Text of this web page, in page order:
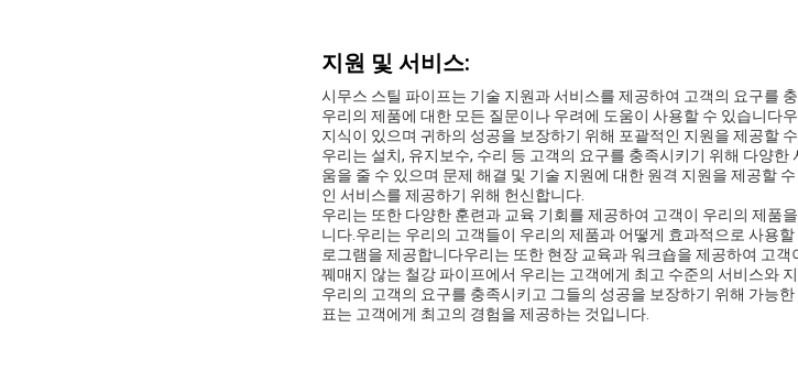
지원 및 서비스:
시무스 스틸 파이프는 기술 지원과 서비스를 제공하여 고객의 요구를
우리의 제품에 대한 모든 질문이나 우려에 도움이 사용할 수 있습니다
지식이 있으며 귀하의 성공을 보장하기 위해 포괄적인 지원을 제공할
우리는 설치, 유지보수, 수리 등 고객의 요구를 충족시키기 위해 다양
움을 줄 수 있으며 문제 해결 및 기술 지원에 대한 원격 지원을 제공할
인 서비스를 제공하기 위해 헌신합니다.
우리는 또한 다양한 훈련과 교육 기회를 제공하여 고객이 우리의 제품
니다.우리는 우리의 고객들이 우리의 제품과 어떻게 효과적으로 사용
로그램을 제공합니다우리는 또한 현장 교육과 워크숍을 제공하여 고
꿰매지 않는 철강 파이프에서 우리는 고객에게 최고 수준의 서비스와
우리의 고객의 요구를 충족시키고 그들의 성공을 보장하기 위해 가능
표는 고객에게 최고의 경험을 제공하는 것입니다.